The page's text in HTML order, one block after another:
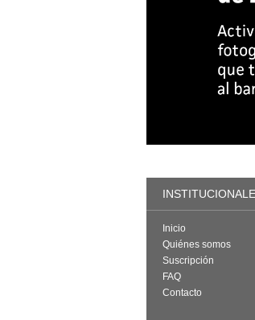
Inicio
Quiénes somos
Suscripción
FAQ
Contacto